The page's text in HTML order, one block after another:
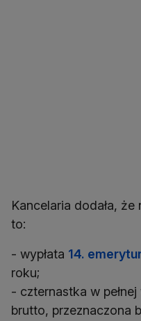
Kancelaria dodała,
to:
- wypłata 14.
roku;
- czternastka w
brutto, przeznaczona